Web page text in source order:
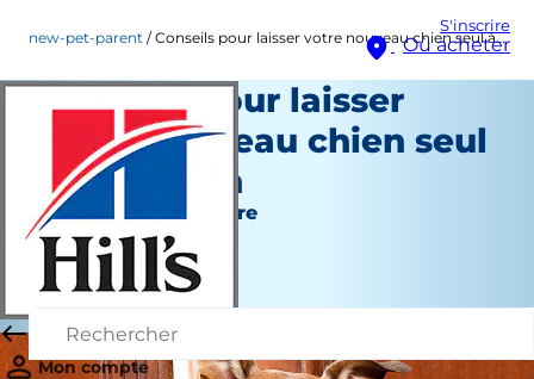
S'inscrire
Où acheter
Mon compte
new-pet-parent Conseils pour laisser votre nouveau chien seul à la maison
Conseils pour laisser
votre nouveau chien seul
à la maison
Nouveau propriétaire
Kara Murphy
Septembre 01, 2022